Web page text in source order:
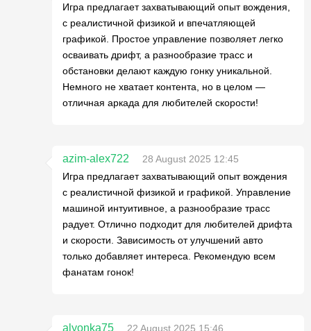
Игра предлагает захватывающий опыт вождения,
с реалистичной физикой и впечатляющей
графикой. Простое управление позволяет легко
осваивать дрифт, а разнообразие трасс и
обстановки делают каждую гонку уникальной.
Немного не хватает контента, но в целом —
отличная аркада для любителей скорости!
azim-alex722
28 August 2025 12:45
Игра предлагает захватывающий опыт вождения
с реалистичной физикой и графикой. Управление
машиной интуитивное, а разнообразие трасс
радует. Отлично подходит для любителей дрифта
и скорости. Зависимость от улучшений авто
только добавляет интереса. Рекомендую всем
фанатам гонок!
alyonka75
22 August 2025 15:46